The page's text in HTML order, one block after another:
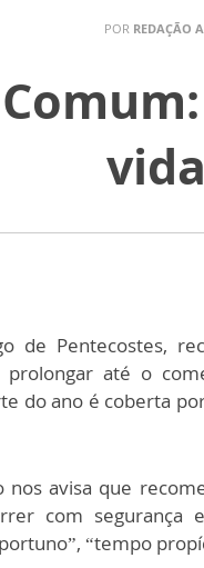
POR REDAÇÃO
de Pentecostes,
prolongar até o
do ano é coberta
nos avisa que
com segurança
“tempo